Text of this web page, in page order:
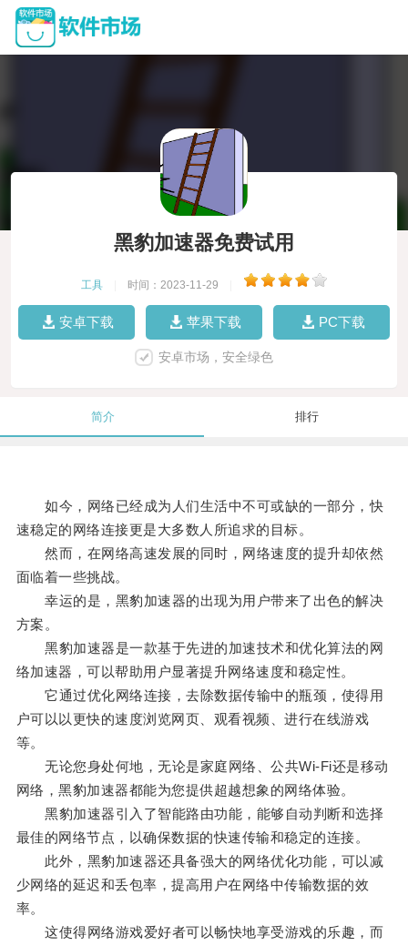
黑豹加速器免费试用
工具 时间：2023-11-29
安卓下载 苹果下载 PC下载
安卓市场，安全绿色
简介 排行
如今，网络已经成为人们生活中不可或缺的一部分，快
速稳定的网络连接更是大多数人所追求的目标。
然而，在网络高速发展的同时，网络速度的提升却依然
面临着一些挑战。
幸运的是，黑豹加速器的出现为用户带来了出色的解决
方案。
黑豹加速器是一款基于先进的加速技术和优化算法的网
络加速器，可以帮助用户显著提升网络速度和稳定性。
它通过优化网络连接，去除数据传输中的瓶颈，使得用
户可以以更快的速度浏览网页、观看视频、进行在线游戏
等。
无论您身处何地，无论是家庭网络、公共Wi-Fi还是移动
网络，黑豹加速器都能为您提供超越想象的网络体验。
黑豹加速器引入了智能路由功能，能够自动判断和选择
最佳的网络节点，以确保数据的快速传输和稳定的连接。
此外，黑豹加速器还具备强大的网络优化功能，可以减
少网络的延迟和丢包率，提高用户在网络中传输数据的效
率。
这使得网络游戏爱好者可以畅快地享受游戏的乐趣，而